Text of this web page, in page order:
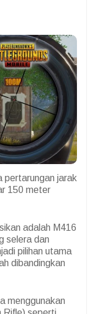
pertarungan jarak
150 meter
adalah M416
selera dan
pilihan utama
dibandingkan
menggunakan